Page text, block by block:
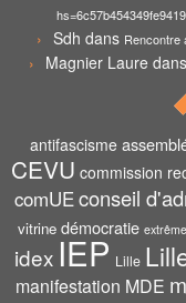
Sdh dans Rencontre
Magnier Laure dans
antifascisme
CEVU commission
comUEconseil
vitrine démocratie
idex IEP Lille
manifestation MDE